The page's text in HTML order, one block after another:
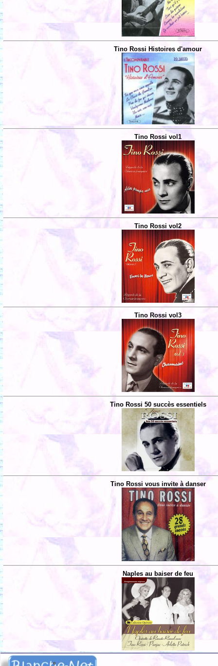
Tino Rossi Histoires d'amour
Tino Rossi vol1
Tino Rossi vol2
Tino Rossi vol3
Tino Rossi 50 succès essentiels
Tino Rossi vous invite à danser
Naples au baiser de feu